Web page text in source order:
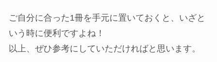
ご自分に合った1冊を手元に置いておくと、いざと
いう時に便利ですよね！
以上、ぜひ参考にしていただければと思います。